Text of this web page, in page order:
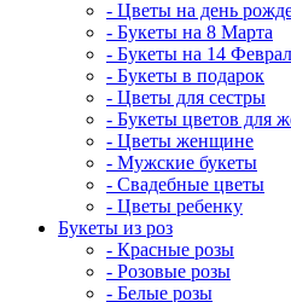
- Цветы на день
- Букеты на 8 Марта
- Букеты на 14
- Букеты в подарок
- Цветы для сестры
- Букеты цветов для
- Цветы женщине
- Мужские букеты
- Свадебные цветы
- Цветы ребенку
Букеты из роз
- Красные розы
- Розовые розы
- Белые розы